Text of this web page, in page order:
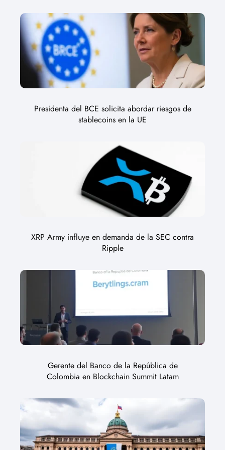
Presidenta del BCE solicita abordar riesgos de
stablecoins en la UE
XRP Army influye en demanda de la SEC contra
Ripple
Gerente del Banco de la República de
Colombia en Blockchain Summit Latam